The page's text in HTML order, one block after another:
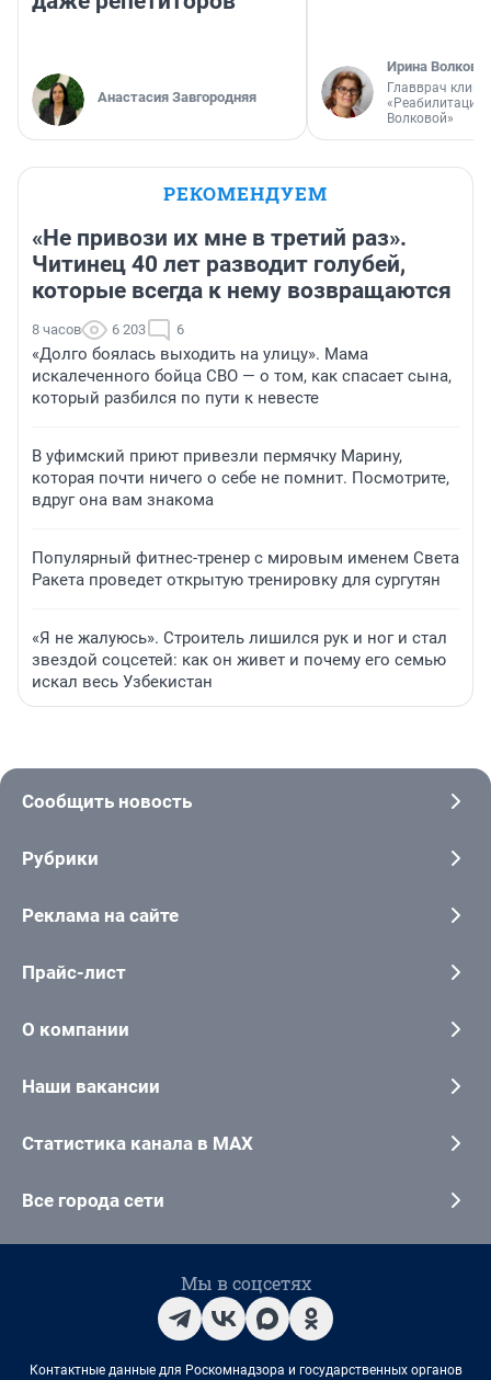
Анастасия Завгородняя
Ирина Волкова
Главврач
«Реабилитация
Волковой»
РЕКОМЕНДУЕМ
«Не привози их мне в третий раз».
Читинец 40 лет разводит голубей,
которые всегда к нему возвращаются
8 часов 6 203 6
«Долго боялась выходить на улицу». Мама
искалеченного бойца СВО — о том, как спасает сына,
который разбился по пути к невесте
В уфимский приют привезли пермячку Марину,
которая почти ничего о себе не помнит. Посмотрите,
вдруг она вам знакома
Популярный фитнес-тренер с мировым именем Света
Ракета проведет открытую тренировку для сургутян
«Я не жалуюсь». Строитель лишился рук и ног и стал
звездой соцсетей: как он живет и почему его семью
искал весь Узбекистан
Сообщить новость
Рубрики
Реклама на сайте
Прайс-лист
О компании
Наши вакансии
Статистика канала в MAX
Все города сети
Мы в соцсетях
Контактные данные для Роскомнадзора и государственных органов